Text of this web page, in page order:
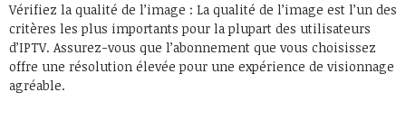
Vérifiez la qualité de l’image : La qualité de l’image est l’un des
critères les plus importants pour la plupart des utilisateurs
d’IPTV. Assurez-vous que l’abonnement que vous choisissez
offre une résolution élevée pour une expérience de visionnage
agréable.